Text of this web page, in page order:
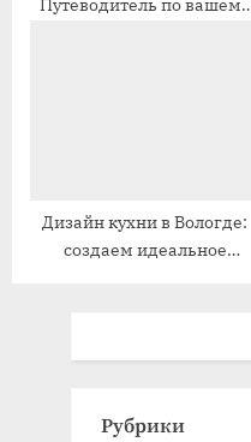
Путеводитель по вашему
Дизайн кухни в Вологде:
создаем идеальное
Рубрики